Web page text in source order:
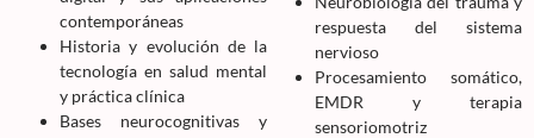
contemporáneas
Historia y evolución de la
tecnología en salud mental
y práctica clínica
Bases neurocognitivas y
respuesta del sistema
nervioso
Procesamiento somático,
EMDR y terapia
sensoriomotriz